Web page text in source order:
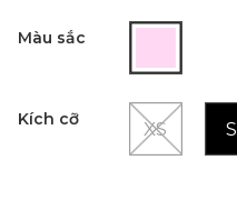
Màu sắc
Kích cỡ XS S